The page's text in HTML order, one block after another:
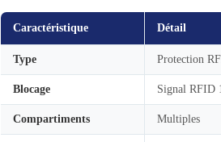
Caractéristique Détail
Type Protection
Blocage Signal RFID
Compartiments Multiples